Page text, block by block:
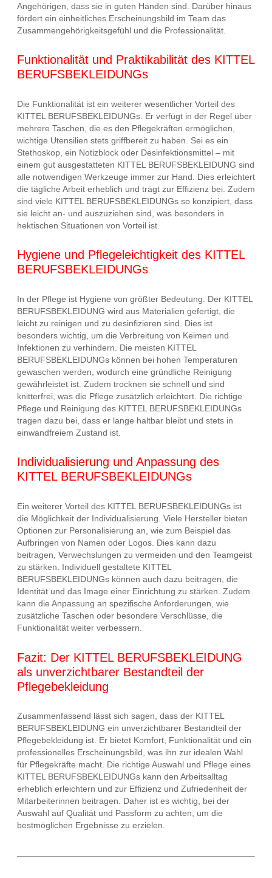
Angehörigen, dass sie in guten Händen sind. Darüber hinaus
fördert ein einheitliches Erscheinungsbild im Team das
Zusammengehörigkeitsgefühl und die Professionalität.
Funktionalität und Praktikabilität des KITTEL
BERUFSBEKLEIDUNGs
Die Funktionalität ist ein weiterer wesentlicher Vorteil des
KITTEL BERUFSBEKLEIDUNGs. Er verfügt in der Regel über
mehrere Taschen, die es den Pflegekräften ermöglichen,
wichtige Utensilien stets griffbereit zu haben. Sei es ein
Stethoskop, ein Notizblock oder Desinfektionsmittel – mit
einem gut ausgestatteten KITTEL BERUFSBEKLEIDUNG sind
alle notwendigen Werkzeuge immer zur Hand. Dies erleichtert
die tägliche Arbeit erheblich und trägt zur Effizienz bei. Zudem
sind viele KITTEL BERUFSBEKLEIDUNGs so konzipiert, dass
sie leicht an- und auszuziehen sind, was besonders in
hektischen Situationen von Vorteil ist.
Hygiene und Pflegeleichtigkeit des KITTEL
BERUFSBEKLEIDUNGs
In der Pflege ist Hygiene von größter Bedeutung. Der KITTEL
BERUFSBEKLEIDUNG wird aus Materialien gefertigt, die
leicht zu reinigen und zu desinfizieren sind. Dies ist
besonders wichtig, um die Verbreitung von Keimen und
Infektionen zu verhindern. Die meisten KITTEL
BERUFSBEKLEIDUNGs können bei hohen Temperaturen
gewaschen werden, wodurch eine gründliche Reinigung
gewährleistet ist. Zudem trocknen sie schnell und sind
knitterfrei, was die Pflege zusätzlich erleichtert. Die richtige
Pflege und Reinigung des KITTEL BERUFSBEKLEIDUNGs
tragen dazu bei, dass er lange haltbar bleibt und stets in
einwandfreiem Zustand ist.
Individualisierung und Anpassung des
KITTEL BERUFSBEKLEIDUNGs
Ein weiterer Vorteil des KITTEL BERUFSBEKLEIDUNGs ist
die Möglichkeit der Individualisierung. Viele Hersteller bieten
Optionen zur Personalisierung an, wie zum Beispiel das
Aufbringen von Namen oder Logos. Dies kann dazu
beitragen, Verwechslungen zu vermeiden und den Teamgeist
zu stärken. Individuell gestaltete KITTEL
BERUFSBEKLEIDUNGs können auch dazu beitragen, die
Identität und das Image einer Einrichtung zu stärken. Zudem
kann die Anpassung an spezifische Anforderungen, wie
zusätzliche Taschen oder besondere Verschlüsse, die
Funktionalität weiter verbessern.
Fazit: Der KITTEL BERUFSBEKLEIDUNG
als unverzichtbarer Bestandteil der
Pflegebekleidung
Zusammenfassend lässt sich sagen, dass der KITTEL
BERUFSBEKLEIDUNG ein unverzichtbarer Bestandteil der
Pflegebekleidung ist. Er bietet Komfort, Funktionalität und ein
professionelles Erscheinungsbild, was ihn zur idealen Wahl
für Pflegekräfte macht. Die richtige Auswahl und Pflege eines
KITTEL BERUFSBEKLEIDUNGs kann den Arbeitsalltag
erheblich erleichtern und zur Effizienz und Zufriedenheit der
Mitarbeiterinnen beitragen. Daher ist es wichtig, bei der
Auswahl auf Qualität und Passform zu achten, um die
bestmöglichen Ergebnisse zu erzielen.